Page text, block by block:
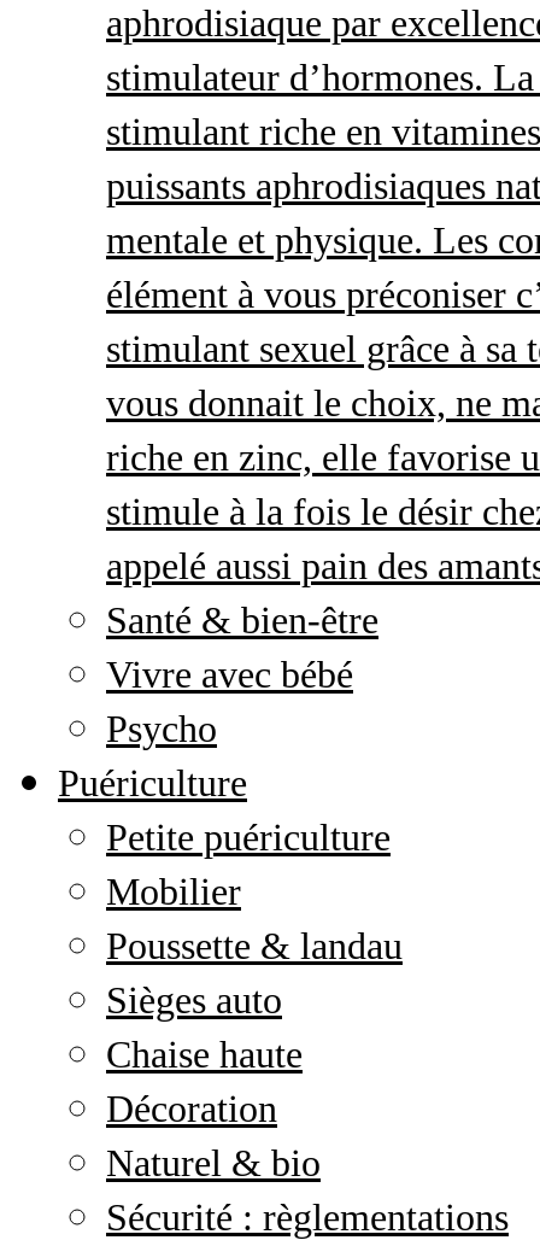
aphrodisiaque par
stimulateur d’hormones.
stimulant riche en
puissants aphrodisiaques
mentale et physique. Les
élément à vous préconiser
stimulant sexuel grâce à sa
vous donnait le choix, ne
riche en zinc, elle favorise
stimule à la fois le désir
appelé aussi pain des
Santé & bien-être
Vivre avec bébé
Psycho
Puériculture
Petite puériculture
Mobilier
Poussette & landau
Sièges auto
Chaise haute
Décoration
Naturel & bio
Sécurité : règlementations